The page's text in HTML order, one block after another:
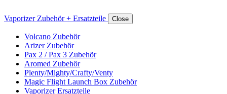
Vaporizer Zubehör + Ersatzteile Close
Volcano Zubehör
Arizer Zubehör
Pax 2 / Pax 3 Zubehör
Aromed Zubehör
Plenty/Mighty/Crafty/Venty
Magic Flight Launch Box Zubehör
Vaporizer Ersatzteile